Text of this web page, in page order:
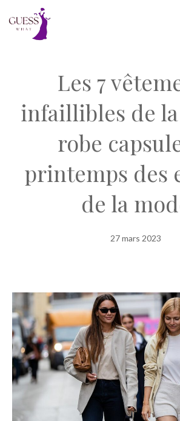
Les 7
infaillibles de
robe
printemps des
de la
27 mars 2023